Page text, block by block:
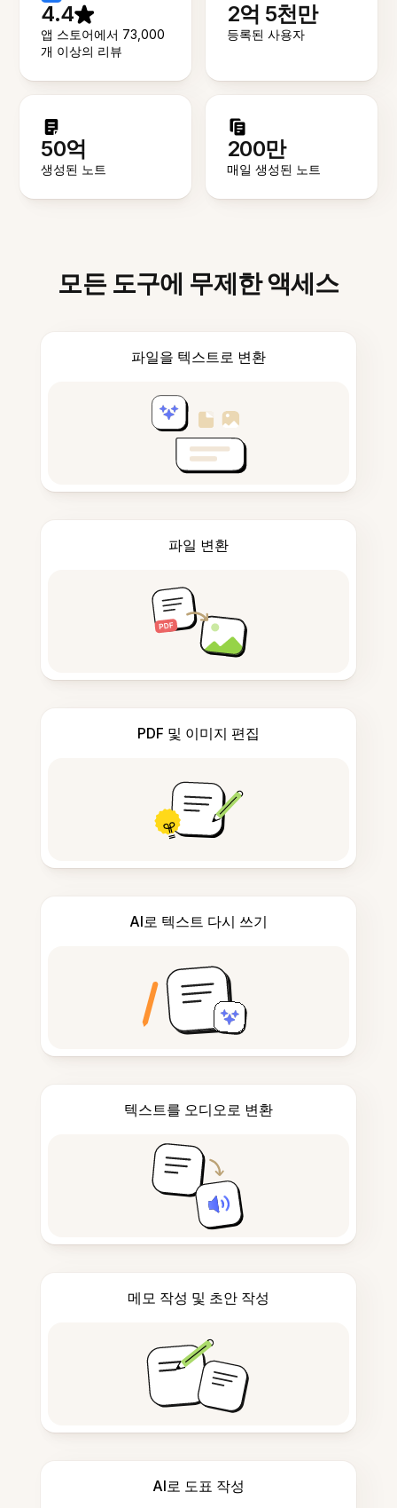
4.4
앱 스토어에서 73,000
개 이상의 리뷰
2억 5천만
등록된 사용자
50억
생성된 노트
200만
매일 생성된 노트
모든 도구에 무제한 액세스
파일을 텍스트로 변환
파일 변환
PDF 및 이미지 편집
AI로 텍스트 다시 쓰기
텍스트를 오디오로 변환
메모 작성 및 초안 작성
AI로 도표 작성